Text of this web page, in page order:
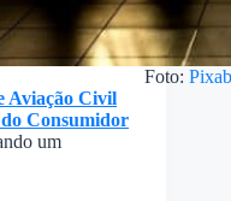
Foto:
Aviação Civil
Consumidor
um